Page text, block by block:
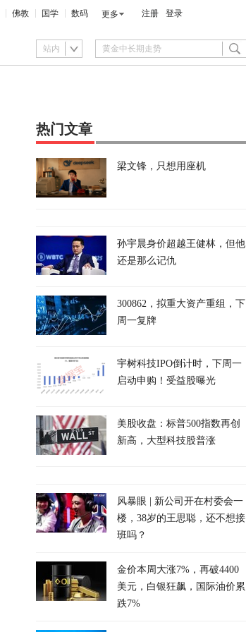
佛教 国学 数码 更多 注册 登录
站内
热门文章
梁文锋，只想用座机
孙宇晨身价超越王健林，但他
还是那么记仇
300862，拟重大资产重组，下
周一复牌
宇树科技IPO倒计时，下周一
启动申购！受益股曝光
美股收盘：标普500指数再创
新高，大型科技股普涨
风暴眼 | 新公司开在村委会一
楼，38岁的王思聪，还不想接
班吗？
金价本周大涨7%，再破4400
美元，白银狂飙，国际油价累
跌7%